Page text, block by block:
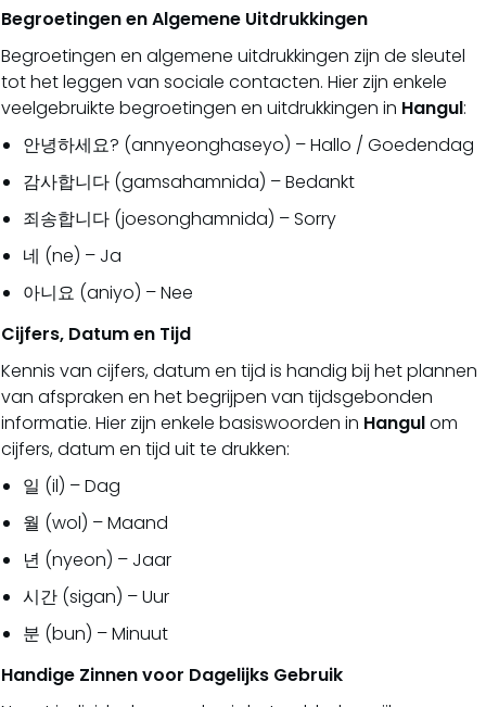
Begroetingen en Algemene Uitdrukkingen
Begroetingen en algemene uitdrukkingen zijn de sleutel
tot het leggen van sociale contacten. Hier zijn enkele
veelgebruikte begroetingen en uitdrukkingen in Hangul:
안녕하세요? (annyeonghaseyo) – Hallo / Goedendag
감사합니다 (gamsahamnida) – Bedankt
죄송합니다 (joesonghamnida) – Sorry
네 (ne) – Ja
아니요 (aniyo) – Nee
Cijfers, Datum en Tijd
Kennis van cijfers, datum en tijd is handig bij het plannen
van afspraken en het begrijpen van tijdsgebonden
informatie. Hier zijn enkele basiswoorden in Hangulom
cijfers, datum en tijd uit te drukken:
일 (il) – Dag
월 (wol) – Maand
년 (nyeon) – Jaar
시간 (sigan) – Uur
분 (bun) – Minuut
Handige Zinnen voor Dagelijks Gebruik